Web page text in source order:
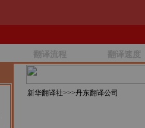
翻译流程 翻译速度
新华翻译社>>>丹东翻译公司